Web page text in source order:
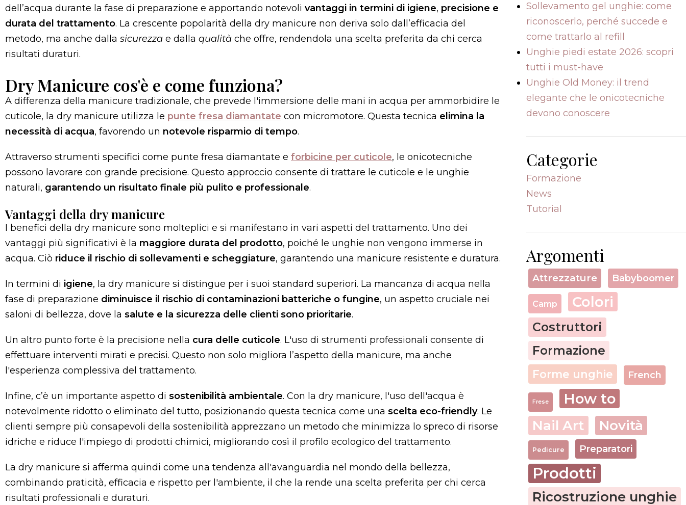
dell’acqua durante la fase di preparazione e apportando notevoli vantaggi in termini di igiene, precisione e
durata del trattamento. La crescente popolarità della dry manicure non deriva solo dall’efficacia del
metodo, ma anche dalla sicurezza e dalla qualità che offre, rendendola una scelta preferita da chi cerca
risultati duraturi.
Dry Manicure cos'è e come funziona?
A differenza della manicure tradizionale, che prevede l'immersione delle mani in acqua per ammorbidire le
cuticole, la dry manicure utilizza le punte fresa diamantate con micromotore. Questa tecnica elimina la
necessità di acqua, favorendo un notevole risparmio di tempo.
Attraverso strumenti specifici come punte fresa diamantate e forbicine per cuticole, le onicotecniche
possono lavorare con grande precisione. Questo approccio consente di trattare le cuticole e le unghie
naturali, garantendo un risultato finale più pulito e professionale.
Vantaggi della dry manicure
I benefici della dry manicure sono molteplici e si manifestano in vari aspetti del trattamento. Uno dei
vantaggi più significativi è la maggiore durata del prodotto, poiché le unghie non vengono immerse in
acqua. Ciò riduce il rischio di sollevamenti e scheggiature, garantendo una manicure resistente e duratura.
In termini di igiene, la dry manicure si distingue per i suoi standard superiori. La mancanza di acqua nella
fase di preparazione diminuisce il rischio di contaminazioni batteriche o fungine, un aspetto cruciale nei
saloni di bellezza, dove la salute e la sicurezza delle clienti sono prioritarie.
Un altro punto forte è la precisione nella cura delle cuticole. L'uso di strumenti professionali consente di
effettuare interventi mirati e precisi. Questo non solo migliora l’aspetto della manicure, ma anche
l'esperienza complessiva del trattamento.
Infine, c’è un importante aspetto di sostenibilità ambientale. Con la dry manicure, l'uso dell'acqua è
notevolmente ridotto o eliminato del tutto, posizionando questa tecnica come una scelta eco-friendly. Le
clienti sempre più consapevoli della sostenibilità apprezzano un metodo che minimizza lo spreco di risorse
idriche e riduce l'impiego di prodotti chimici, migliorando così il profilo ecologico del trattamento.
La dry manicure si afferma quindi come una tendenza all'avanguardia nel mondo della bellezza,
combinando praticità, efficacia e rispetto per l'ambiente, il che la rende una scelta preferita per chi cerca
risultati professionali e duraturi.
Sollevamento gel unghie: come
riconoscerlo, perché succede e
come trattarlo al refill
Unghie piedi estate 2026: scopri
tutti i must-have
Unghie Old Money: il trend
elegante che le onicotecniche
devono conoscere
Categorie
Formazione
News
Tutorial
Argomenti
Attrezzature Babyboomer
Camp Colori
Costruttori
Formazione
Forme unghie French
Frese How to
Nail Art Novità
Pedicure Preparatori
Prodotti
Ricostruzione unghie